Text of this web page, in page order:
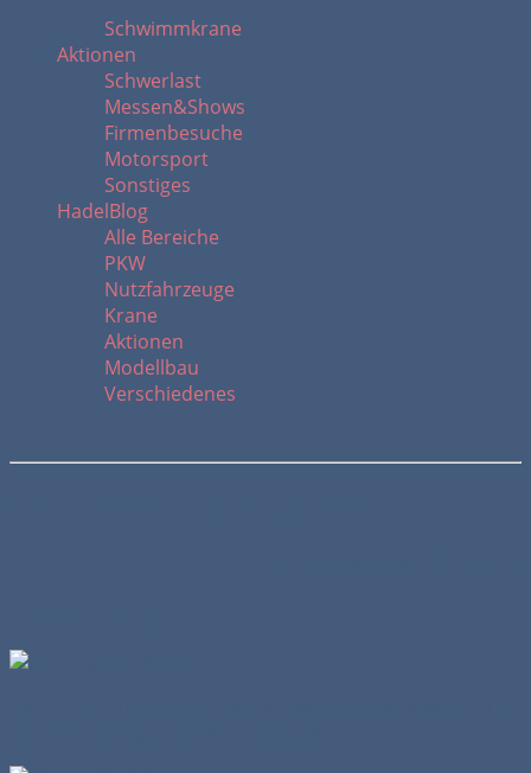
Schwimmkrane
Aktionen
Schwerlast
Messen&Shows
Firmenbesuche
Motorsport
Sonstiges
HadelBlog
Alle Bereiche
PKW
Nutzfahrzeuge
Krane
Aktionen
Modellbau
Verschiedenes